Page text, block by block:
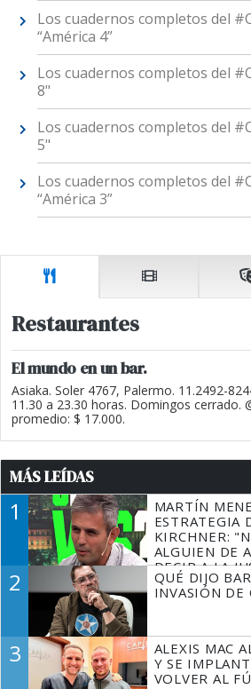
Los cuadernos completos del
“América 4”
Los cuadernos completos del
8"
Los cuadernos completos del
5"
Los cuadernos completos del
“América 3”
Restaurantes
El mundo en un bar.
Asiaka. Soler 4767, Palermo. 11.2492-
11.30 a 23.30 horas. Domingos cerrado.
promedio: $ 17.000.
MÁS LEÍDAS
1
MARTÍN
ESTRATEGIA
KIRCHNER:
ALGUIEN DE
DECIR A LA
TIENE QUE
2
QUÉ DIJO
INVASIÓN DE
3
ALEXIS MAC
Y SE
VOLVER AL